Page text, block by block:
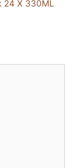
24 X 330ML